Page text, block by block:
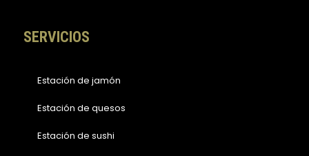
SERVICIOS
Estación de jamón
Estación de quesos
Estación de sushi